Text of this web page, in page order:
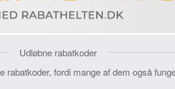
Udløbne rabatkoder
rabatkoder, fordi mange af dem også